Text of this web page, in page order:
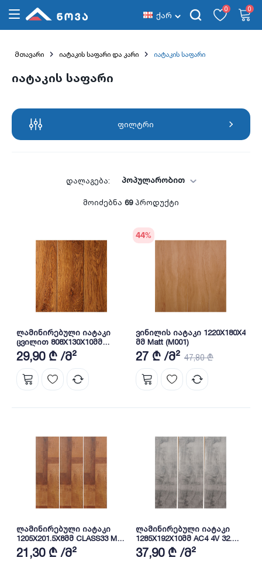
ქარ
0 0
მთავარი იატაკის საფარი და კარი იატაკის საფარი
იატაკის საფარი
ფილტრი
დალაგება: პოპულარობით
მოიძებნა 69პროდუქტი
ლამინირებული იატაკი
ცვილით 808X130X10მმ
LG8062
29,90 ₾ /მ²
44%
ვინილის იატაკი 1220X180X4
მმ Matt (M001)
27 ₾ /მ² 47,80 ₾
ლამინირებული იატაკი
1205X201.5X8მმ CLASS33 MDF
9625 ცვილით
21,30 ₾ /მ²
ლამინირებული იატაკი
1285X192X10მმ AC4 4V 32.
BLACKWATER OAK (K413)
37,90 ₾ /მ²